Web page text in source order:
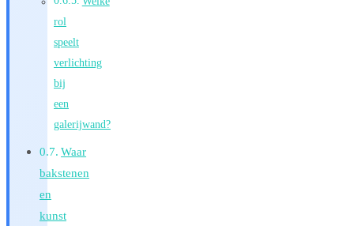
rol
speelt
verlichting
bij
een
galerijwand?
Waar
bakstenen
en
kunst